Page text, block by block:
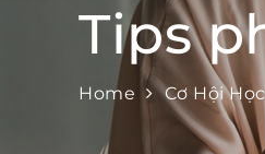
Tips
Home Cơ Hội